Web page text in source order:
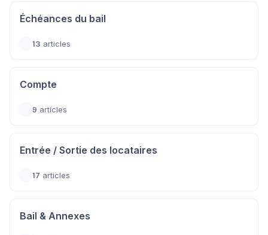
Échéances du bail
13 articles
Compte
9 articles
Entrée / Sortie des locataires
17 articles
Bail & Annexes